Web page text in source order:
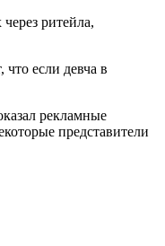
ритейла,
если девча в
рекламные
представители